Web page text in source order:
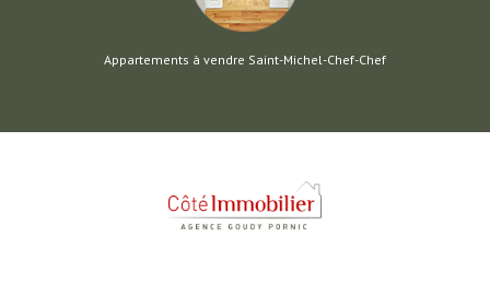
Appartements à vendre Saint-Michel-Chef-Chef